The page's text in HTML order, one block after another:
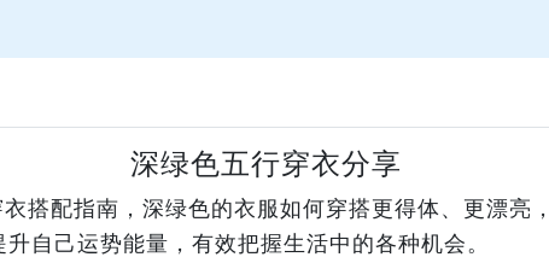
深绿色五行穿衣分享
搭配指南，深绿色的衣服如何穿搭更得体、更漂亮
自己运势能量，有效把握生活中的各种机会。